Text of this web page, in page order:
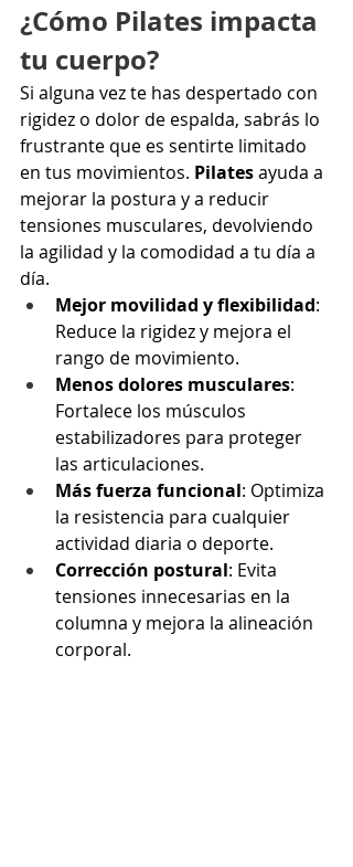
¿Cómo Pilates impacta
tu cuerpo?
Si alguna vez te has despertado con
rigidez o dolor de espalda, sabrás lo
frustrante que es sentirte limitado
en tus movimientos. Pilates ayuda a
mejorar la postura y a reducir
tensiones musculares, devolviendo
la agilidad y la comodidad a tu día a
día.
Mejor movilidad y flexibilidad:
Reduce la rigidez y mejora el
rango de movimiento.
Menos dolores musculares:
Fortalece los músculos
estabilizadores para proteger
las articulaciones.
Más fuerza funcional: Optimiza
la resistencia para cualquier
actividad diaria o deporte.
Corrección postural: Evita
tensiones innecesarias en la
columna y mejora la alineación
corporal.